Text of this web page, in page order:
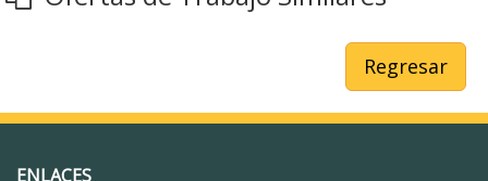
Regresar
ENLACES